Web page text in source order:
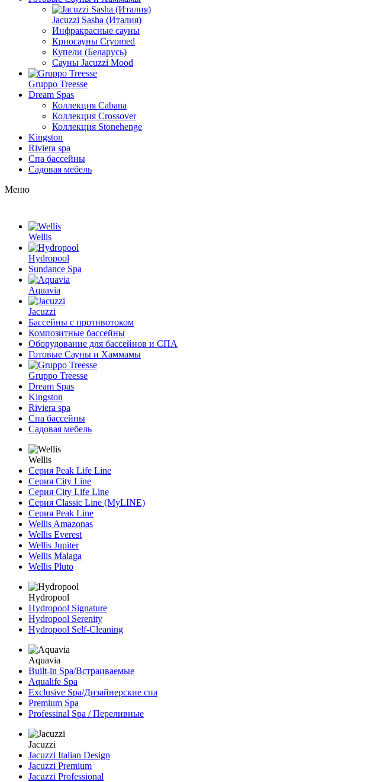
Jacuzzi Sasha (Италия)
Инфракрасные сауны
Криосауны Cryomed
Купели (Беларусь)
Сауны Jacuzzi Mood
Gruppo Treesse
Dream Spas
Коллекция Cabana
Коллекция Crossover
Коллекция Stonehenge
Kingston
Riviera spa
Спа бассейны
Садовая мебель
Меню
Wellis
Hydropool
Sundance Spa
Aquavia
Jacuzzi
Бассейны с противотоком
Композитные бассейны
Оборудование для бассейнов и СПА
Готовые Сауны и Хаммамы
Gruppo Treesse
Dream Spas
Kingston
Riviera spa
Спа бассейны
Садовая мебель
Wellis
Серия Peak Life Line
Серия City Line
Серия City Life Line
Серия Classic Line (MyLINE)
Серия Peak Line
Wellis Amazonas
Wellis Everest
Wellis Jupiter
Wellis Malaga
Wellis Pluto
Hydropool
Hydropool Signature
Hydropool Serenity
Hydropool Self-Сleaning
Aquavia
Built-in Spa/Встраиваемые
Aqualife Spa
Exclusive Spa/Дизайнерские спа
Premium Spa
Professinal Spa / Переливные
Jacuzzi
Jacuzzi Italian Design
Jacuzzi Premium
Jacuzzi Professional